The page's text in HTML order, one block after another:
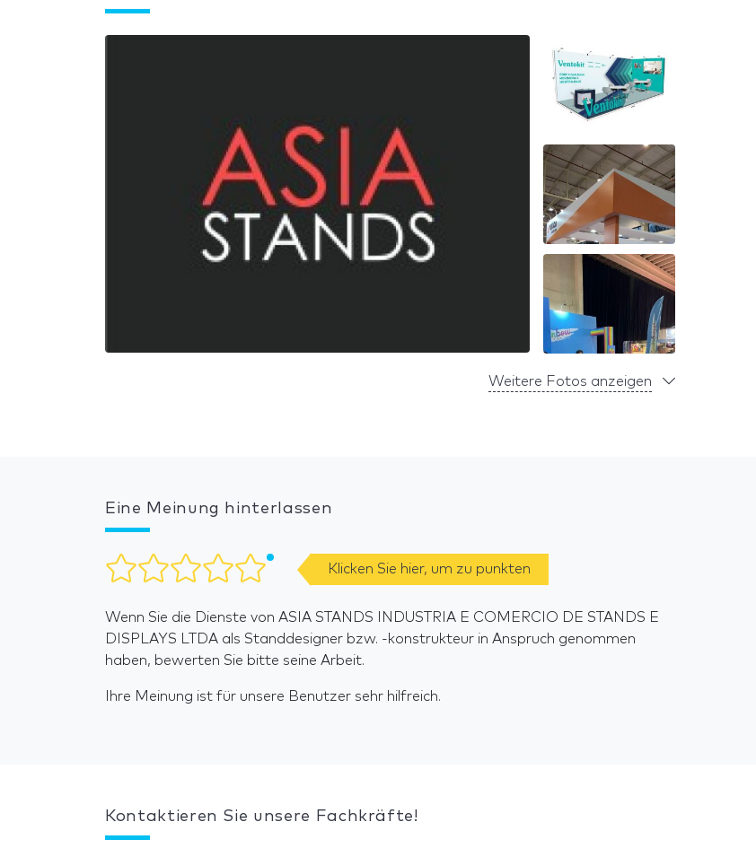
Weitere Fotos anzeigen
Eine Meinung hinterlassen
Klicken Sie hier, um zu punkten
Wenn Sie die Dienste von ASIA STANDS INDUSTRIA E COMERCIO DE STANDS E
DISPLAYS LTDA als Standdesigner bzw. -konstrukteur in Anspruch genommen
haben, bewerten Sie bitte seine Arbeit.
Ihre Meinung ist für unsere Benutzer sehr hilfreich.
Kontaktieren Sie unsere Fachkräfte!